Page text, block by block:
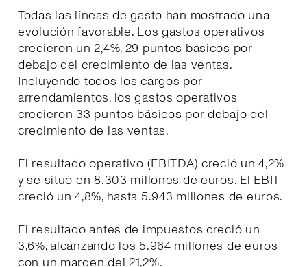
Todas las líneas de gasto han mostrado una
evolución favorable. Los gastos operativos
crecieron un 2,4%, 29 puntos básicos por
debajo del crecimiento de las ventas.
Incluyendo todos los cargos por
arrendamientos, los gastos operativos
crecieron 33 puntos básicos por debajo del
crecimiento de las ventas.
El resultado operativo (EBITDA) creció un 4,2%
y se situó en 8.303 millones de euros. El EBIT
creció un 4,8%, hasta 5.943 millones de euros.
El resultado antes de impuestos creció un
3,6%, alcanzando los 5.964 millones de euros
con un margen del 21,2%.